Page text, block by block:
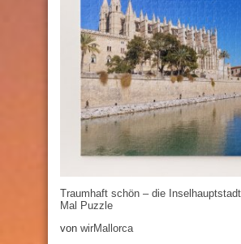
Traumhaft schön – die
Mal Puzzle
von wirMallorca